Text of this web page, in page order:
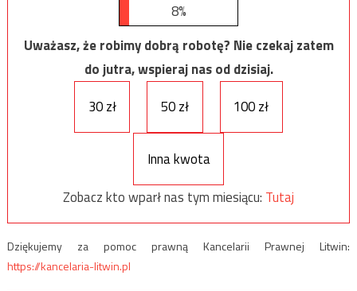
8%
Uważasz, że robimy dobrą robotę? Nie czekaj zatem
do jutra, wspieraj nas od dzisiaj.
30 zł
50 zł 100 zł
Inna kwota
Zobacz kto wparł nas tym miesiącu: Tutaj
Dziękujemy za pomoc prawną Kancelarii Prawnej Litwin:
https://kancelaria-litwin.pl